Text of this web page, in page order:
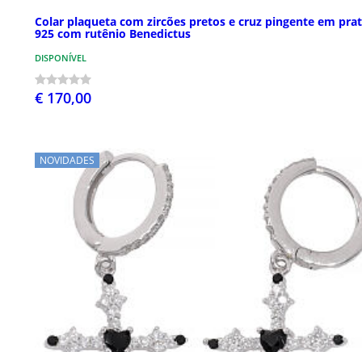
Colar plaqueta com zircões pretos e cruz pingente em
925 com rutênio Benedictus
DISPONÍVEL
€ 170,00
NOVIDADES